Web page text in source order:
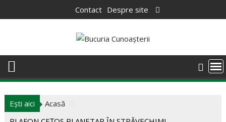
to
Contact Despre site
Ești aici
Acasă